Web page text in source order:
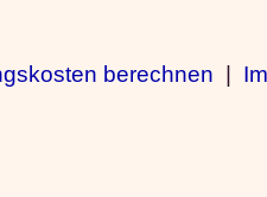
berechnen |